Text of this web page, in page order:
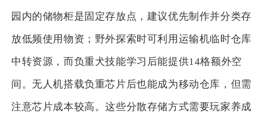
园内的储物柜是固定存放点，建议优先制作并分类存
放低频使用物资；野外探索时可利用运输机临时仓库
中转资源，而负重犬技能学习后能提供14格额外空
间。无人机搭载负重芯片后也能成为移动仓库，但需
注意芯片成本较高。这些分散存储方式需要玩家养成